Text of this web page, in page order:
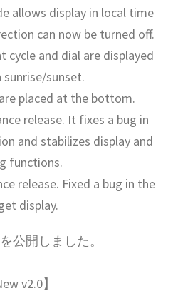
allows display in local time
can now be turned off.
cycle and dial are displayed
sunrise/sunset.
placed at the bottom.
release. It fixes a bug in
and stabilizes display and
functions.
release. Fixed a bug in the
display.
公開しました。
v2.0】